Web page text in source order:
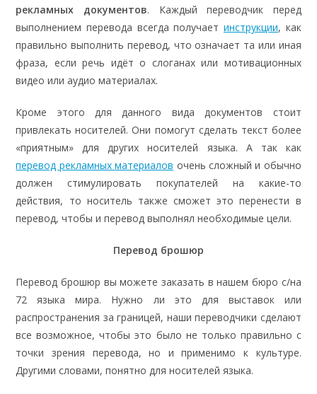
рекламных документов. Каждый переводчик перед
выполнением перевода всегда получает инструкции, как
правильно выполнить перевод, что означает та или иная
фраза, если речь идёт о слоганах или мотивационных
видео или аудио материалах.
Кроме этого для данного вида документов стоит
привлекать носителей. Они помогут сделать текст более
«приятным» для других носителей языка. А так как
перевод рекламных материалов очень сложный и обычно
должен стимулировать покупателей на какие-то
действия, то носитель также сможет это перенести в
перевод, чтобы и перевод выполнял необходимые цели.
Перевод брошюр
Перевод брошюр вы можете заказать в нашем бюро с/на
72 языка мира. Нужно ли это для выставок или
распространения за границей, наши переводчики сделают
все возможное, чтобы это было не только правильно с
точки зрения перевода, но и применимо к культуре.
Другими словами, понятно для носителей языка.